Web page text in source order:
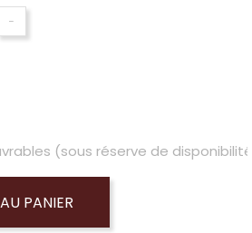
−
(sous réserve de
PANIER